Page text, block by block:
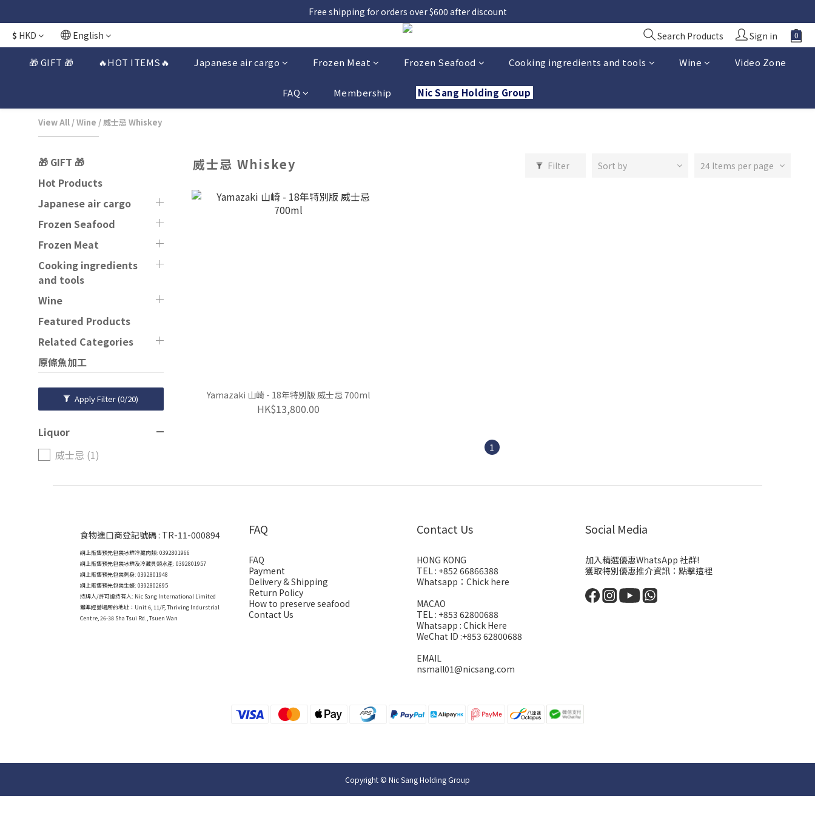
日本接近假期，貨源較不穩定；如想在 8 月 11 日至 8 月 15 日收貨，請務必於 8 月 10 日前落單
Free shipping for orders over $600 after discount
日本接近假期，貨源較不穩定；如想在 8 月 11 日至 8 月 15 日收貨，請務必於 8 月 10 日前落單
$ HKD English Search Products Sign in
🎁 GIFT 🎁 🔥HOT ITEMS🔥 Japanese air cargo Frozen Meat Frozen Seafood Cooking ingredients and tools Wine Video Zone
FAQ Membership Nic Sang Holding Group
View All /Wine /威士忌 Whiskey
🎁 GIFT 🎁
Hot Products
Japanese air cargo
Frozen Seafood
Frozen Meat
Cooking ingredients
and tools
Wine
Featured Products
Related Categories
原條魚加工
Apply Filter(0/20)
Liquor
威士忌 (1)
威士忌 Whiskey Filter Sort by 24 Items per page
Yamazaki 山崎 - 18年特別版 威士忌 700ml
HK$13,800.00
1
食物進口商登記號碼 : TR-11-000894
網上販售預先包裝冰鮮冷藏肉類: 0392801966
網上販售預先包裝冰鮮及冷藏貝類水產: 0392801957
網上販售預先包裝刺身: 0392801948
網上販售預先包裝生蠔: 0392802695
持牌人/許可證持有人: Nic Sang International Limited
獲準經營場所的地址： Unit 6, 11/F, Thriving Indurstrial
Centre, 26-38 Sha Tsui Rd., Tsuen Wan
FAQ
FAQ
Payment
Delivery & Shipping
Return Policy
How to preserve seafood
Contact Us
Contact Us
HONG KONG
TEL : +852 66866388
Whatsapp： Chick here
MACAO
TEL : +853 62800688
Whatsapp : Chick Here
WeChat ID :+853 62800688
EMAIL
nsmall01@nicsang.com
Social Media
加入精選優惠WhatsApp 社群!
獲取特別優惠推介資訊： 點擊這裡
Copyright © Nic Sang Holding Group